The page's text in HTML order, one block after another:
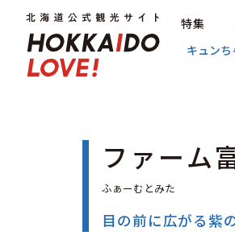
特集
キュン
ファーム
目の前に広がる紫